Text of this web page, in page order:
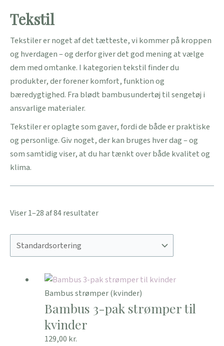
Tekstil
Tekstiler er noget af det tætteste, vi kommer på kroppen
og hverdagen – og derfor giver det god mening at vælge
dem med omtanke. I kategorien tekstil finder du
produkter, der forener komfort, funktion og
bæredygtighed. Fra blødt bambusundertøj til sengetøj i
ansvarlige materialer.
Tekstiler er oplagte som gaver, fordi de både er praktiske
og personlige. Giv noget, der kan bruges hver dag – og
som samtidig viser, at du har tænkt over både kvalitet og
klima.
Viser 1–28 af 84 resultater
Bambus strømper (kvinder)
Bambus 3-pak strømper til
kvinder
129,00 kr.